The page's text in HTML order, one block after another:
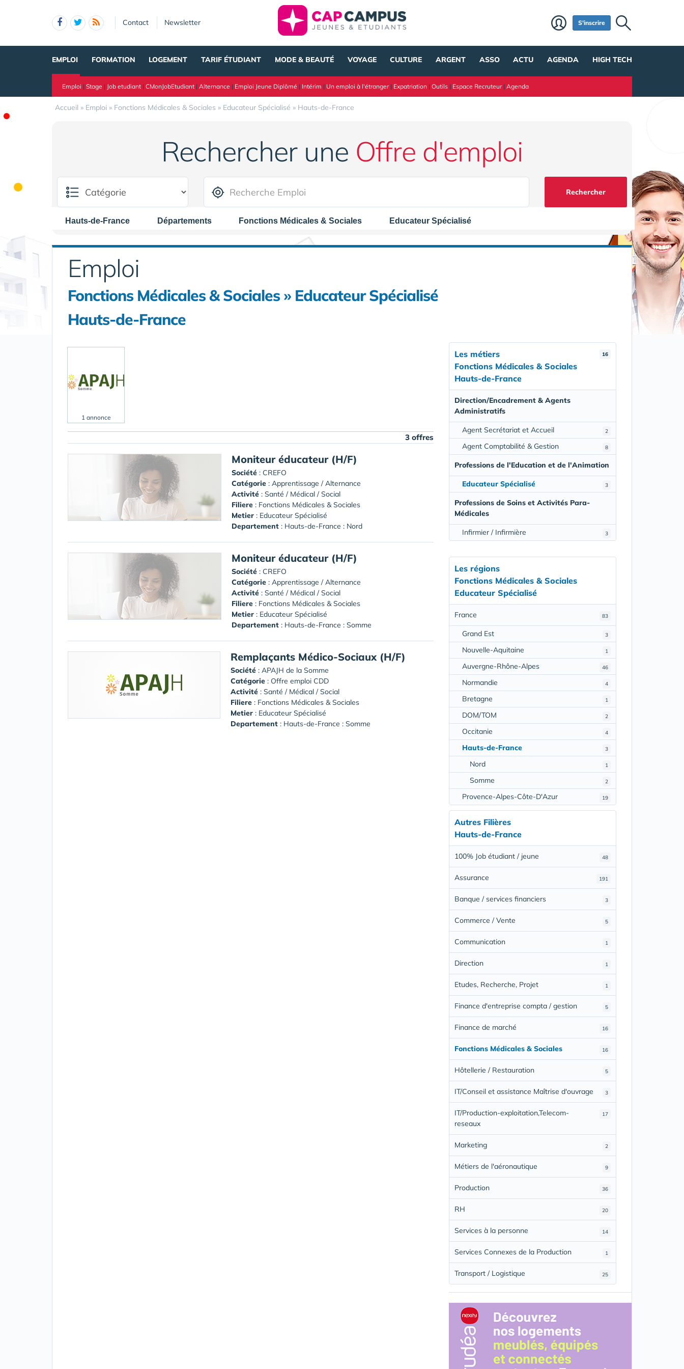
Contact Newsletter S'inscrire
EMPLOI FORMATION LOGEMENT TARIF ÉTUDIANT MODE & BEAUTÉ VOYAGE CULTURE ARGENT ASSO ACTU AGENDA HIGH TECH
Emploi | Stage | Job etudiant | CMonJobEtudiant | Alternance | Emploi Jeune Diplômé | Intérim | Un emploi à l'étranger| Expatriation | Outils | Espace Recruteur| Agenda
Accueil » Emploi » Fonctions Médicales & Sociales » Educateur Spécialisé » Hauts-de-France
Rechercher une Offre d'emploi
Rechercher
Hauts-de-France Départements Fonctions Médicales & Sociales Educateur Spécialisé
Emploi
Fonctions Médicales & Sociales » Educateur Spécialisé
Hauts-de-France
1 annonce
3 offres
Moniteur éducateur (H/F)
Société : CREFO
Catégorie : Apprentissage / Alternance
Activité : Santé / Médical / Social
Filiere : Fonctions Médicales & Sociales
Metier : Educateur Spécialisé
Departement : Hauts-de-France : Nord
Moniteur éducateur (H/F)
Société : CREFO
Catégorie : Apprentissage / Alternance
Activité : Santé / Médical / Social
Filiere : Fonctions Médicales & Sociales
Metier : Educateur Spécialisé
Departement : Hauts-de-France : Somme
Remplaçants Médico-Sociaux (H/F)
Société : APAJH de la Somme
Catégorie : Offre emploi CDD
Activité : Santé / Médical / Social
Filiere : Fonctions Médicales & Sociales
Metier : Educateur Spécialisé
Departement : Hauts-de-France : Somme
16
Les métiers
Fonctions Médicales & Sociales
Hauts-de-France
Direction/Encadrement & Agents
Administratifs
2
Agent Secrétariat et Accueil
8
Agent Comptabilité & Gestion
Professions de l'Education et de l'Animation
3
Educateur Spécialisé
Professions de Soins et Activités Para-
Médicales
3
Infirmier / Infirmière
Les régions
Fonctions Médicales & Sociales
Educateur Spécialisé
83
France
3
Grand Est
1
Nouvelle-Aquitaine
46
Auvergne-Rhône-Alpes
4
Normandie
1
Bretagne
2
DOM/TOM
4
Occitanie
3
Hauts-de-France
1
Nord
2
Somme
19
Provence-Alpes-Côte-D'Azur
Autres Filières
Hauts-de-France
48
100% Job étudiant / jeune
191
Assurance
3
Banque / services financiers
5
Commerce / Vente
1
Communication
1
Direction
1
Etudes, Recherche, Projet
5
Finance d'entreprise compta / gestion
16
Finance de marché
16
Fonctions Médicales & Sociales
5
Hôtellerie / Restauration
3
IT/Conseil et assistance Maîtrise d'ouvrage
17
IT/Production-exploitation,Telecom-
reseaux
2
Marketing
9
Métiers de l'aéronautique
36
Production
20
RH
14
Services à la personne
1
Services Connexes de la Production
25
Transport / Logistique